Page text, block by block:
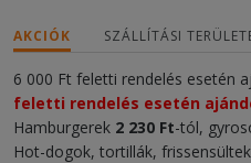
AKCIÓK SZÁLLÍTÁSI
6 000 Ft feletti rendelés esetén
feletti rendelés esetén
Hamburgerek 2 230 Ft-tól,
Hot-dogok, tortillák,